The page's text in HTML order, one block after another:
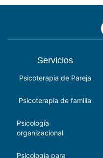
Servicios
Psicoterapia de Pareja
Psicoterapia de familia
Psicología
organizacional
Psicología para